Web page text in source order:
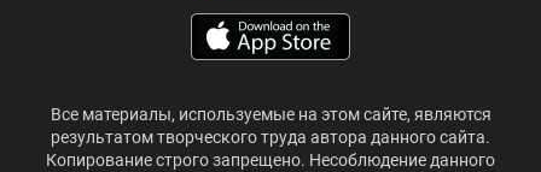
Все материалы, используемые на этом сайте, являются
результатом творческого труда автора данного сайта.
Копирование строго запрещено. Несоблюдение данного